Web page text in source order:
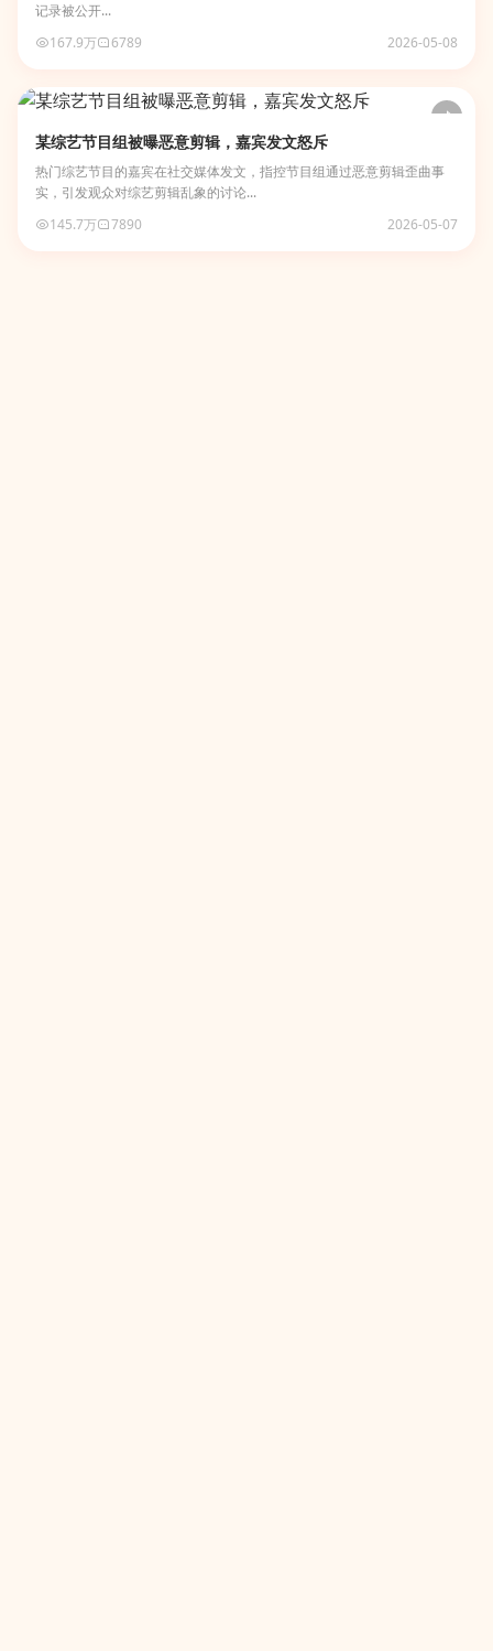
记录被公开...
167.9万
6789 2026-05-08
某综艺节目组被曝恶意剪辑，嘉宾发文怒斥
热门综艺节目的嘉宾在社交媒体发文，指控节目组通过恶意剪辑歪曲事
实，引发观众对综艺剪辑乱象的讨论...
145.7万
7890 2026-05-07